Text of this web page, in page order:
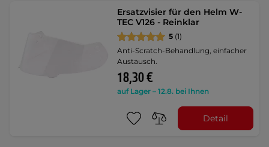
Ersatzvisier für den Helm W-
TEC V126 - Reinklar
5 (1)
Anti-Scratch-Behandlung, einfacher
Austausch.
18,30 €
auf Lager – 12.8. bei Ihnen
Detail